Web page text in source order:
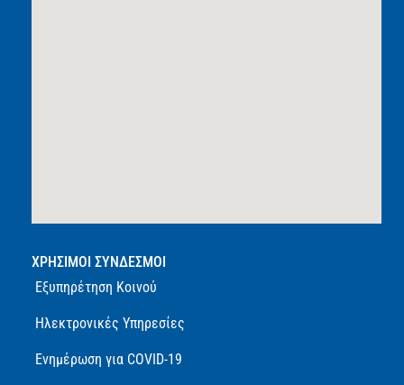
ΧΡΗΣΙΜΟΙ ΣΥΝΔΕΣΜΟΙ
Εξυπηρέτηση Κοινού
Ηλεκτρονικές Υπηρεσίες
Ενημέρωση για COVID-19